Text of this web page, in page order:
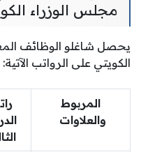
مجلس الوزراء
يحصل شاغلو الوظائف
الكويتي على الرواتب الآتية:
المربوط
والعلاوات